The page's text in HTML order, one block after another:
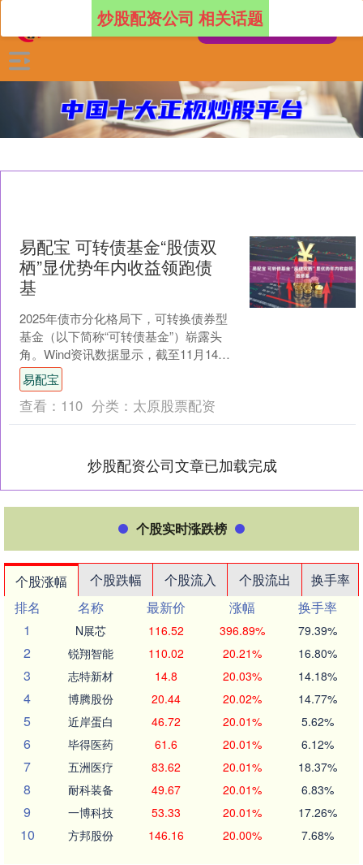
炒股配资公司 相关话题
易配宝 可转债基金“股债双
栖”显优势年内收益领跑债
基
2025年债市分化格局下，可转换债券型
基金（以下简称“可转债基金”）崭露头
角。Wind资讯数据显示，截至11月14
日，可转债基金悉数实现年内正收益
（仅统计初始基....
易配宝
查看： 110 分类： 太原股票配资
炒股配资公司文章已加载完成
个股实时涨跌榜
个股涨幅 个股跌幅 个股流入 个股流出
换手率
排名
名称 最新价 涨幅
换手率
1
N展芯 116.52 396.89% 79.39%
2 锐翔智能 110.02 20.21% 16.80%
3 志特新材 14.8 20.03% 14.18%
4 博腾股份 20.44 20.02% 14.77%
5 近岸蛋白 46.72 20.01% 5.62%
6 毕得医药 61.6 20.01% 6.12%
7 五洲医疗 83.62 20.01% 18.37%
8 耐科装备 49.67 20.01% 6.83%
9 一博科技 53.33 20.01% 17.26%
10 方邦股份 146.16 20.00% 7.68%